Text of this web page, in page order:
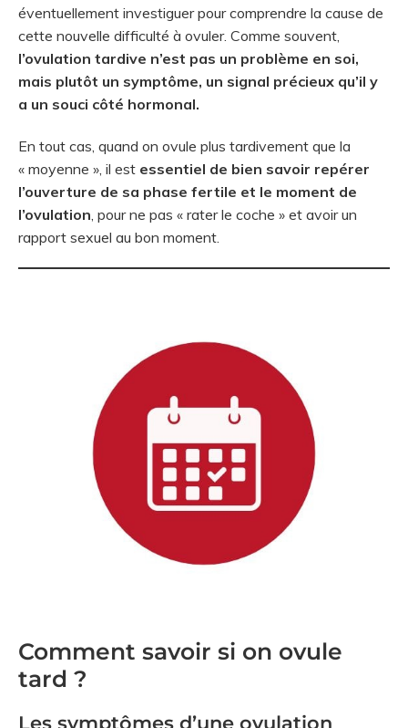
éventuellement investiguer pour comprendre la cause de
cette nouvelle difficulté à ovuler. Comme souvent,
l’ovulation tardive n’est pas un problème en soi,
mais plutôt un symptôme, un signal précieux qu’il y
a un souci côté hormonal.
En tout cas, quand on ovule plus tardivement que la
« moyenne », il est essentiel de bien savoir repérer
l’ouverture de sa phase fertile et le moment de
l’ovulation , pour ne pas « rater le coche » et avoir un
rapport sexuel au bon moment.
Comment savoir si on ovule
tard ?
Les symptômes d’une ovulation